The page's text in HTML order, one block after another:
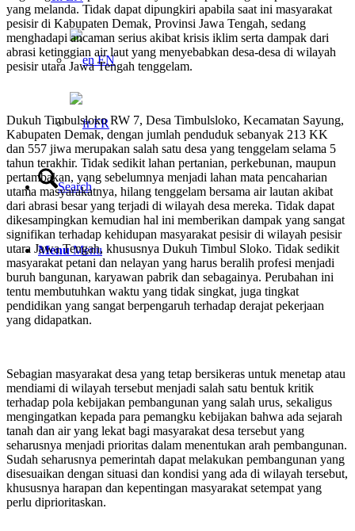
EN
FR
Search
Menu Menu
yang melanda. Tidak dapat dipungkiri apabila saat ini masyarakat
pesisir di Kabupaten Demak, Provinsi Jawa Tengah, sedang
menghadapi ancaman serius akibat krisis iklim serta dampak dari
abrasi ketinggian air laut yang menyebabkan desa-desa di wilayah
pesisir utara Jawa Tengah tenggelam.
Dukuh Timbulsloko RW 7, Desa Timbulsloko, Kecamatan Sayung,
Kabupaten Demak, dengan jumlah penduduk sebanyak 213 KK
dan 557 jiwa merupakan salah satu desa yang tenggelam selama 5
tahun terakhir. Tidak sedikit lahan pertanian, perkebunan, maupun
pertambakan, yang sebelumnya menjadi lahan mata pencaharian
utama masyarakatnya, hilang tenggelam bersama air lautan akibat
dari abrasi besar yang terjadi di wilayah desa mereka. Tidak dapat
dikesampingkan kemudian hal ini memberikan dampak yang sangat
signifikan terhadap kehidupan masyarakat pesisir di wilayah pesisir
utara Jawa Tengah, khususnya Dukuh Timbul Sloko. Tidak sedikit
masyarakat petani dan nelayan yang harus beralih profesi menjadi
buruh bangunan, karyawan pabrik dan sebagainya. Perubahan ini
tentu membutuhkan waktu yang tidak singkat, juga tingkat
pendidikan yang sangat berpengaruh terhadap derajat pekerjaan
yang didapatkan.
Sebagian masyarakat desa yang tetap bersikeras untuk menetap atau
mendiami di wilayah tersebut menjadi salah satu bentuk kritik
terhadap pola kebijakan pembangunan yang salah urus, sekaligus
mengingatkan kepada para pemangku kebijakan bahwa ada sejarah
tanah dan air yang lekat bagi masyarakat desa tersebut yang
seharusnya menjadi prioritas dalam menentukan arah pembangunan.
Sudah seharusnya pemerintah dapat melakukan pembangunan yang
disesuaikan dengan situasi dan kondisi yang ada di wilayah tersebut,
khususnya harapan dan kepentingan masyarakat setempat yang
perlu diprioritaskan.